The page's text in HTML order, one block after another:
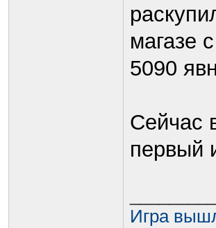
магазе
5090
Сейчас
первый
Игра